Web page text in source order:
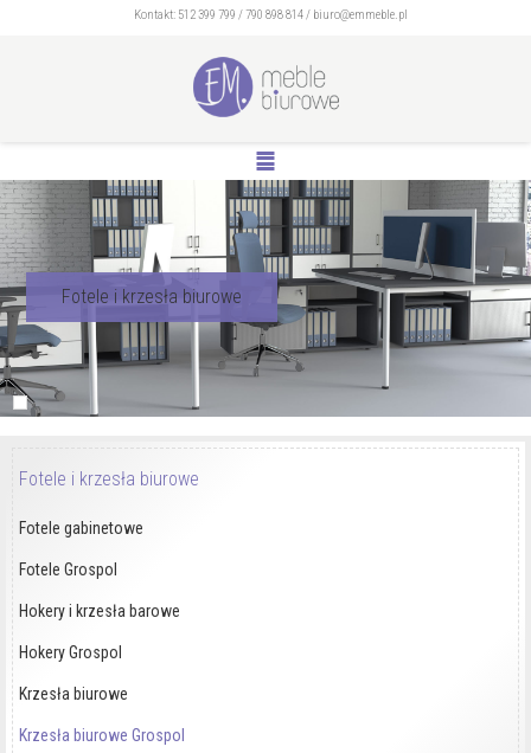
Kontakt: 512 399 799 /790 898 814/ biuro@emmeble.pl
Fotele i krzesła biurowe
Fotele i krzesła biurowe
Fotele gabinetowe
Fotele Grospol
Hokery i krzesła barowe
Hokery Grospol
Krzesła biurowe
Krzesła biurowe Grospol